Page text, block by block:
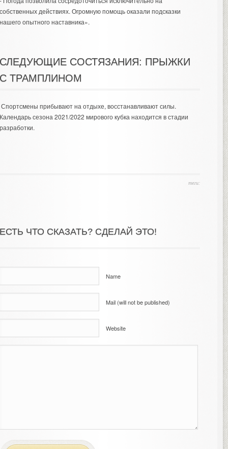
действиях. Огромную помощь оказали подсказки
опытного наставника».
СОСТЯЗАНИЯ: ПРЫЖКИ
ТРАМПЛИНОМ
прибывают на отдыхе, восстанавливают силы.
сезона 2021/2022 мирового кубка находится в стадии
теги:
ЧТО СКАЗАТЬ? СДЕЛАЙ ЭТО!
Name
Mail (will not be published)
Website